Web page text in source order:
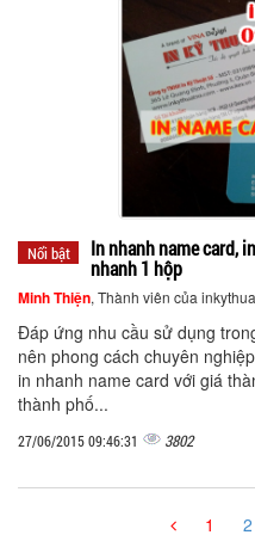
Nổi bật
In nhanh name card,
nhanh 1 hộp
Minh Thiện, Thành viên của
Đáp ứng nhu cầu sử dụng
nên phong cách chuyên
in nhanh name card với giá
thành phố...
27/06/2015 09:46:31 3802
1 2